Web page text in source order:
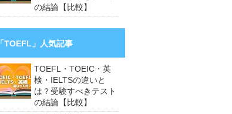
の結論【比較】
「TOEFL」人気記事
TOEFL・TOEIC・英
検・IELTSの違いと
は？受験すべきテスト
の結論【比較】